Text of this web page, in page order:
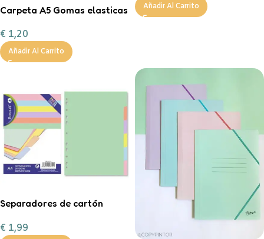
Carpeta A5 Gomas elasticas
€ 1,20
Añadir Al Carrito
Añadir Al Carrito
Separadores de cartón
€ 1,99